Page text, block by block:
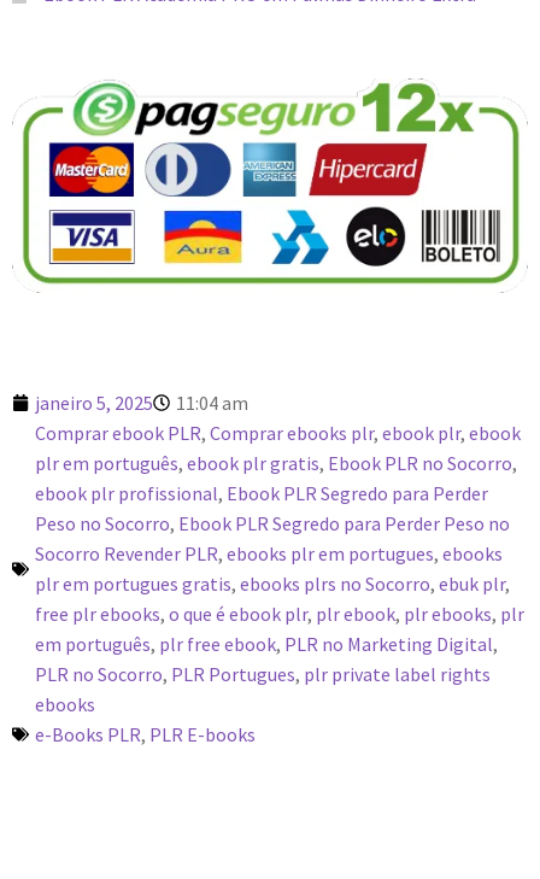
janeiro 5, 2025
11:04 am
Comprar ebook PLR, Comprar ebooks plr, ebook plr, ebook
plr em português, ebook plr gratis, Ebook PLR no Socorro,
ebook plr profissional, Ebook PLR Segredo para Perder
Peso no Socorro, Ebook PLR Segredo para Perder Peso no
Socorro Revender PLR, ebooks plr em portugues, ebooks
plr em portugues gratis, ebooks plrs no Socorro, ebuk plr,
free plr ebooks, o que é ebook plr, plr ebook, plr ebooks, plr
em português, plr free ebook, PLR no Marketing Digital,
PLR no Socorro, PLR Portugues, plr private label rights
ebooks
e-Books PLR, PLR E-books